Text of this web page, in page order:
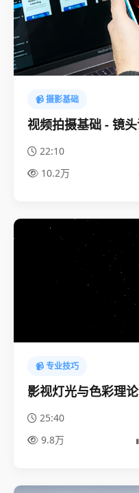
📹 摄影基础
视频拍摄基础 - 镜
22:10
10.2万
📹 专业技巧
影视灯光与色彩理
25:40
9.8万